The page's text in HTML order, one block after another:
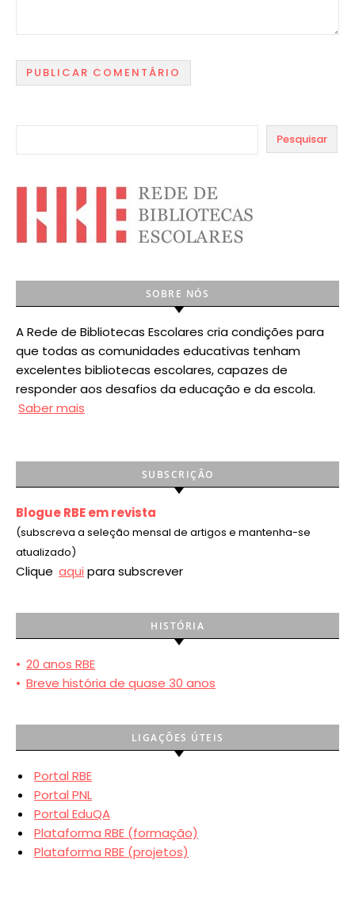
Pesquisar
SOBRE NÓS
A Rede de Bibliotecas Escolares cria condições para
que todas as comunidades educativas tenham
excelentes bibliotecas escolares, capazes de
responder aos desafios da educação e da escola.
Saber mais
SUBSCRIÇÃO
Blogue RBE em revista
(subscreva a seleção mensal de artigos e mantenha-se
atualizado)
Clique aqui para subscrever
HISTÓRIA
• 20 anos RBE
• Breve história de quase 30 anos
LIGAÇÕES ÚTEIS
Portal RBE
Portal PNL
Portal EduQA
Plataforma RBE (formação)
Plataforma RBE (projetos)